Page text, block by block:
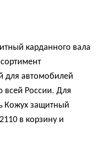
карданного вала
для автомобилей
всей России. Для
Кожух защитный
в корзину и